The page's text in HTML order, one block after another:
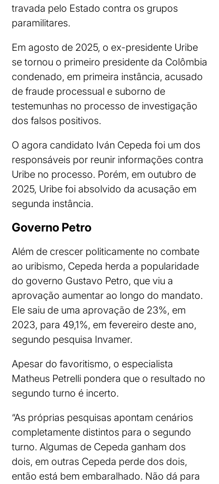
travada pelo Estado contra os grupos
paramilitares.
Em agosto de 2025, o ex-presidente Uribe
se tornou o primeiro presidente da Colômbia
condenado, em primeira instância, acusado
de fraude processual e suborno de
testemunhas no processo de investigação
dos falsos positivos.
O agora candidato Iván Cepeda foi um dos
responsáveis por reunir informações contra
Uribe no processo. Porém, em outubro de
2025, Uribe foi absolvido da acusação em
segunda instância.
Governo Petro
Além de crescer politicamente no combate
ao uribismo, Cepeda herda a popularidade
do governo Gustavo Petro, que viu a
aprovação aumentar ao longo do mandato.
Ele saiu de uma aprovação de 23%, em
2023, para 49,1%, em fevereiro deste ano,
segundo pesquisa Invamer.
Apesar do favoritismo, o especialista
Matheus Petrelli pondera que o resultado no
segundo turno é incerto.
“As próprias pesquisas apontam cenários
completamente distintos para o segundo
turno. Algumas de Cepeda ganham dos
dois, em outras Cepeda perde dos dois,
então está bem embaralhado. Não dá para